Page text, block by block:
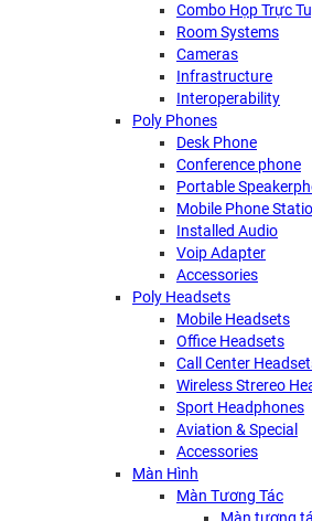
Combo Họp Trực
Room Systems
Cameras
Infrastructure
Interoperability
Poly Phones
Desk Phone
Conference phone
Portable
Mobile Phone
Installed Audio
Voip Adapter
Accessories
Poly Headsets
Mobile Headsets
Office Headsets
Call Center
Wireless Strereo
Sport Headphones
Aviation & Special
Accessories
Màn Hình
Màn Tương Tác